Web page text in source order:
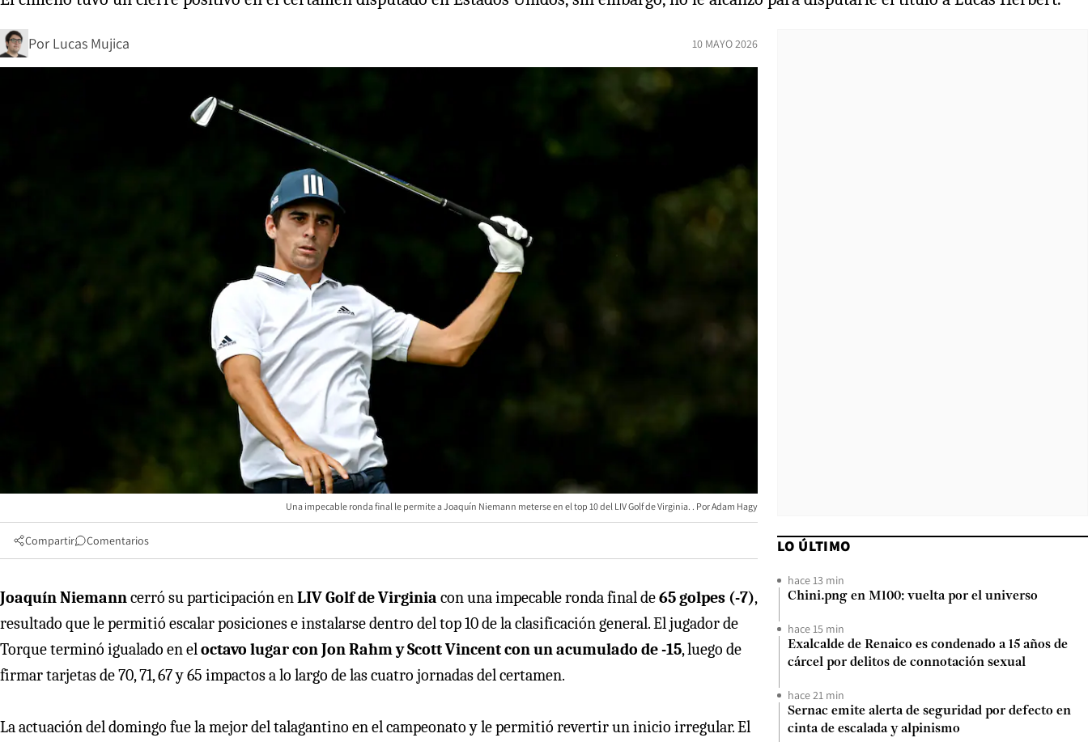
Por Lucas Mujica 10 MAYO 2026
Una impecable ronda final le permite a Joaquín Niemann meterse en el top 10 del LIV Golf de Virginia. Adam Hagy
Compartir Comentarios
Joaquín Niemanncerró su participación enLIV Golf de Virginia con una impecable ronda final de65 golpes (-7),
resultado que le permitió escalar posiciones e instalarse dentro del top 10 de la clasificación general. El jugador de
Torque terminó igualado en eloctavo lugar con Jon Rahm y Scott Vincent con un acumulado de -15, luego de
firmar tarjetas de 70, 71, 67 y 65 impactos a lo largo de las cuatro jornadas del certamen.
La actuación del domingo fue la mejor del talagantino en el campeonato y le permitió revertir un inicio irregular. El
LO ÚLTIMO
hace 13 min
Chini.png en M100: vuelta por el universo
hace 15 min
Exalcalde de Renaico es condenado a 15 años de
cárcel por delitos de connotación sexual
hace 21 min
Sernac emite alerta de seguridad por defecto en
cinta de escalada y alpinismo